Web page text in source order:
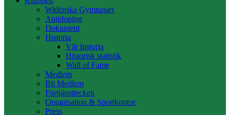
Widénska Gymnasiet
Antidoping
Dokument
Historia
Vår historia
Historisk statistik
Wall of Fame
Medlem
Bli Medlem
Förtjänsttecken
Organisation & Sportkontor
Press